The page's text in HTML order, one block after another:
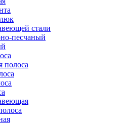
стали
песчаный
полоса